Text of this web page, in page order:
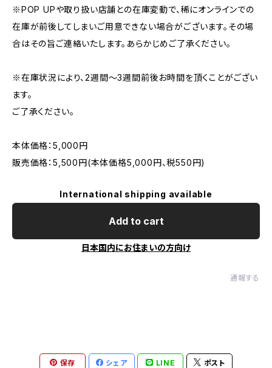
※POP UPや取り扱い店舗との在庫変動で、稀にオンラインでの
在庫が前後してしまいご用意できない場合がございます。その場
合はその旨ご連絡いたします。あらかじめご了承ください。
※在庫状況により、2週間〜3週間前後お時間を頂くことがござい
ます。
ご了承ください。
本体価格：5,000円
販売価格：5,500円(本体価格5,000円、税550円)
International shipping available
Add to cart
日本国内にお住まいの方向け
通報する
保存 シェア LINE ポスト